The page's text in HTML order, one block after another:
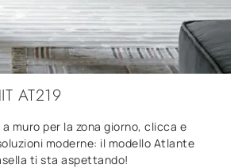
AT219
muro per la zona giorno, clicca e
moderne: il modello Atlante
ti sta aspettando!